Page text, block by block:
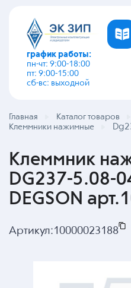
график работы:
пн-чт: 9:00-18:00
пт: 9:00-15:00
сб-вс: выходной
Главная Каталог товаров
Клеммники нажимные
Клеммник
DG237-5.08-
DEGSON
Артикул:10000023188